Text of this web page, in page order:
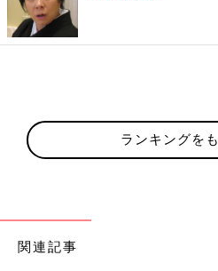
ランキングを
関連記事